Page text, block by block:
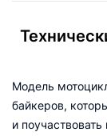
Модель
байкеров,
и